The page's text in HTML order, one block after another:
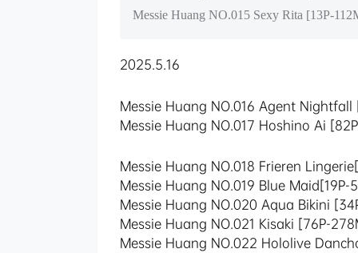
Messie Huang NO.015 Sexy Rita [13P-
2025.5.16
Messie Huang NO.016 Agent Nightfall
Messie Huang NO.017 Hoshino Ai
Messie Huang NO.018 Frieren
Messie Huang NO.019 Blue Maid[19P-
Messie Huang NO.020 Aqua Bikini
Messie Huang NO.021 Kisaki [76P-
Messie Huang NO.022 Hololive